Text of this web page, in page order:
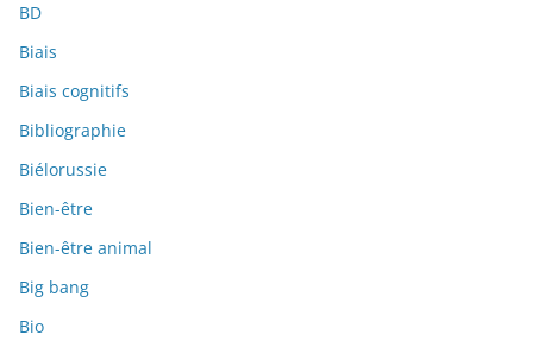
BD
Biais
Biais cognitifs
Bibliographie
Biélorussie
Bien-être
Bien-être animal
Big bang
Bio